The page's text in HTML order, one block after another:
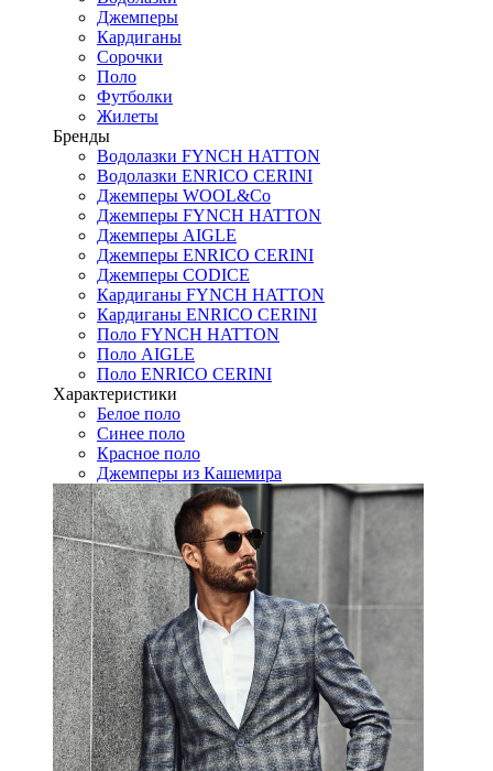
Джемперы
Кардиганы
Сорочки
Поло
Футболки
Жилеты
Бренды
Водолазки FYNCH HATTON
Водолазки ENRICO CERINI
Джемперы WOOL&Co
Джемперы FYNCH HATTON
Джемперы AIGLE
Джемперы ENRICO CERINI
Джемперы CODICE
Кардиганы FYNCH HATTON
Кардиганы ENRICO CERINI
Поло FYNCH HATTON
Поло AIGLE
Поло ENRICO CERINI
Характеристики
Белое поло
Синее поло
Красное поло
Джемперы из Кашемира